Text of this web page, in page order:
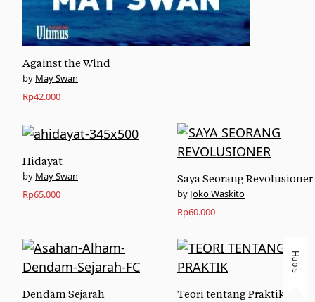
Against the Wind
May Swan
Rp42.000
Hidayat
May Swan
Rp65.000
Saya Seorang Revolusioner
Joko Waskito
Rp60.000
Dendam Sejarah
Habis
Teori tentang Praktik